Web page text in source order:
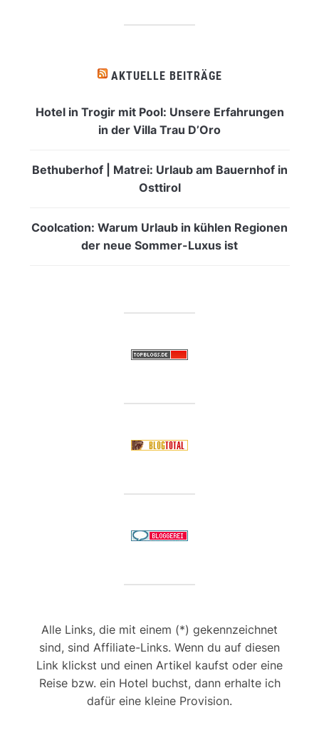
AKTUELLE BEITRÄGE
Hotel in Trogir mit Pool: Unsere Erfahrungen
in der Villa Trau D’Oro
Bethuberhof | Matrei: Urlaub am Bauernhof in
Osttirol
Coolcation: Warum Urlaub in kühlen Regionen
der neue Sommer-Luxus ist
Alle Links, die mit einem (*) gekennzeichnet
sind, sind Affiliate-Links. Wenn du auf diesen
Link klickst und einen Artikel kaufst oder eine
Reise bzw. ein Hotel buchst, dann erhalte ich
dafür eine kleine Provision.